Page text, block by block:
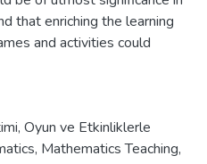
that enriching the learning
and activities could
, Oyun ve Etkinliklerle
, Mathematics Teaching,